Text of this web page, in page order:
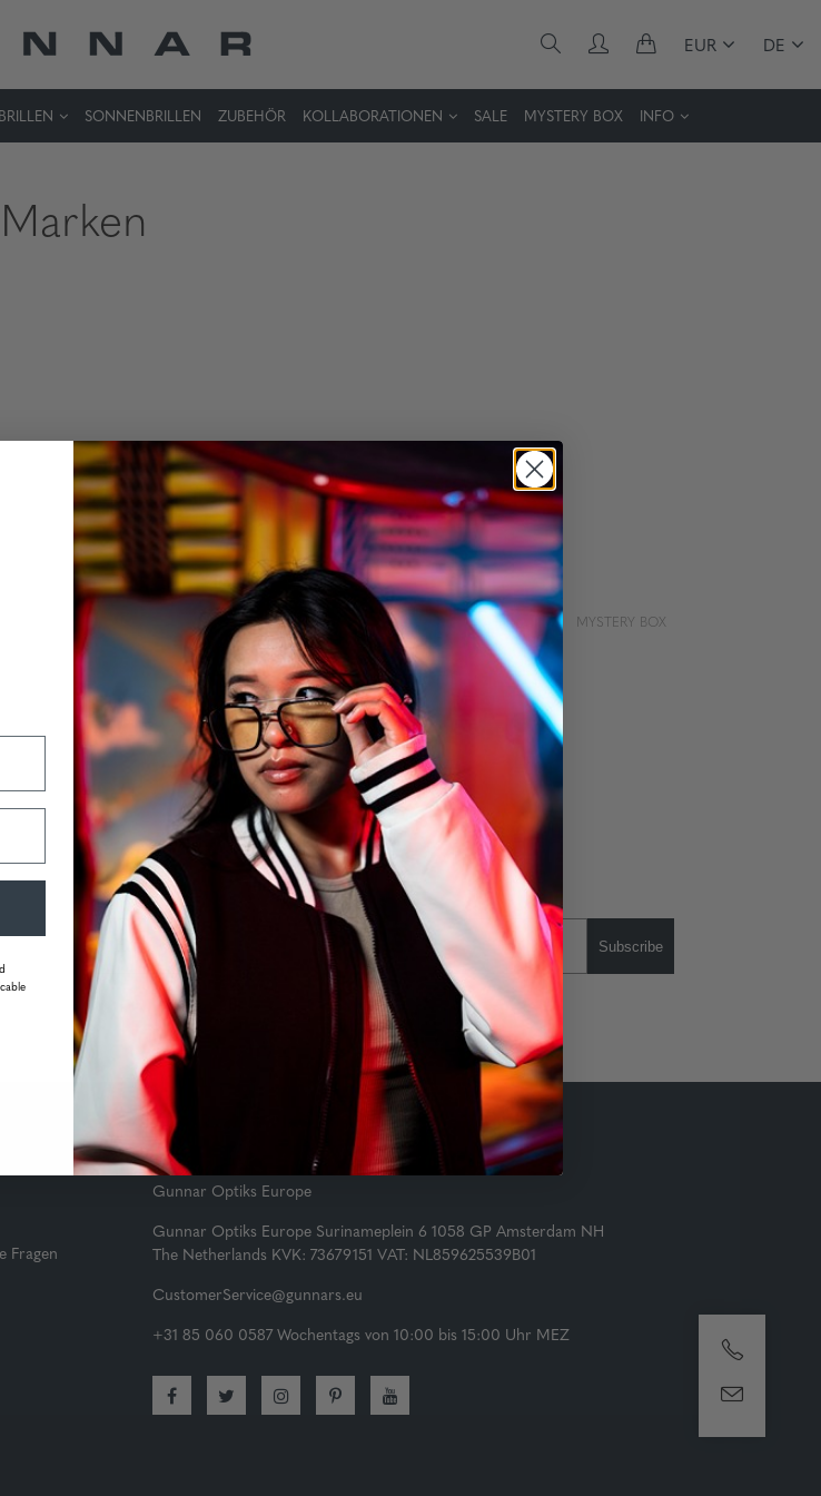
EUR DE
SONNENBRILLEN ZUBEHÖR KOLLABORATIONEN SALE MYSTERY BOX INFO
Marken
ZUBEHÖR MYSTERY BOX
Subscribe
Fragen
Kundendienst
Gunnar Optiks Europe
Gunnar Optiks Europe Surinameplein 6 1058 GP Amsterdam NH
The Netherlands KVK: 73679151 VAT: NL859625539B01
CustomerService@gunnars.eu
+31 85 060 0587 Wochentags von 10:00 bis 15:00 Uhr MEZ